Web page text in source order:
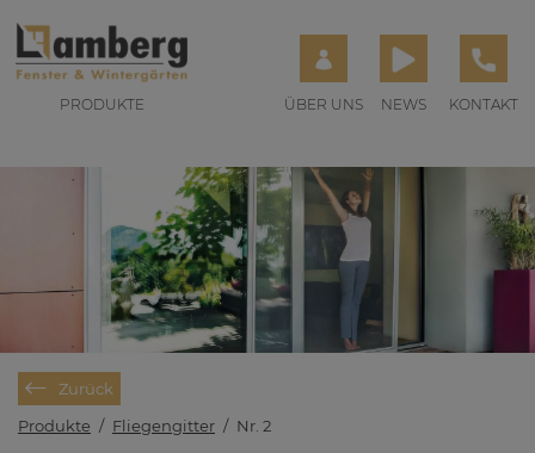
PRODUKTE ÜBER UNS NEWS KONTAKT
Zurück
Produkte / Fliegengitter / Nr. 2